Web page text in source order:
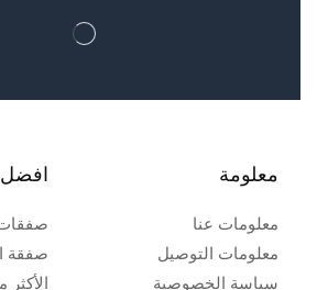
معلومة
معلومات عنا
معلومات التوصيل
سياسة الخصوصية
صفقة
الأكثر